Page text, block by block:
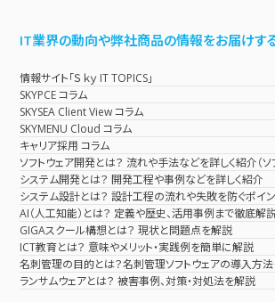
IT業界の動向や弊社商品の情報をお届けす
情報サイト「Ｓｋｙ IT TOPICS」
SKYPCE コラム
SKYSEA Client View コラム
SKYMENU Cloud コラム
キャリア採用 コラム
ソフトウェア開発とは？ 流れや手法などを詳しく紹介（ソ
システム開発とは？ 開発工程や事例などを詳しく紹介
システム設計とは？ 設計工程の流れや失敗を防ぐポイン
AI（人工知能）とは？ 定義や歴史、活用事例まで徹底解
GIGAスクール構想とは？ 現状と問題点を解説
ICT教育とは？ 意味やメリット・実践例を簡単に解説
名刺管理の目的とは？名刺管理ソフトウェアの導入方法
ランサムウェアとは？ 被害事例、対策・対処法を解説